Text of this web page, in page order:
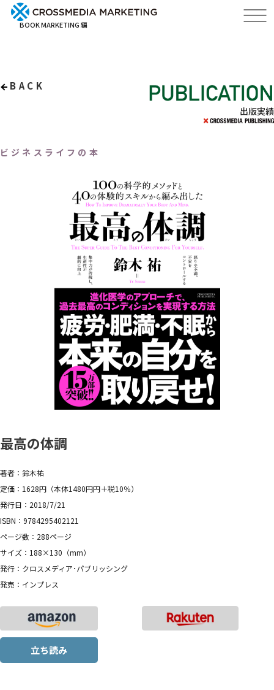
BOOK MARKETING 編
BACK
出版実績
ビジネスライフの本
最高の体調
著者：鈴木祐
定価：1628円（本体1480円円＋税10％）
発行日：2018/7/21
ISBN：9784295402121
ページ数：288ページ
サイズ：188×130（mm）
発行：クロスメディア･パブリッシング
発売：インプレス
立ち読み